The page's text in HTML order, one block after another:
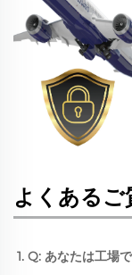
よくあるご
1. Q: あなたは工場